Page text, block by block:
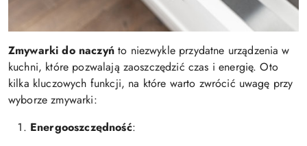
Zmywarki do naczyńto niezwykle przydatne urządzenia w
kuchni, które pozwalają zaoszczędzić czas i energię. Oto
kilka kluczowych funkcji, na które warto zwrócić uwagę przy
wyborze zmywarki:
Energooszczędność: